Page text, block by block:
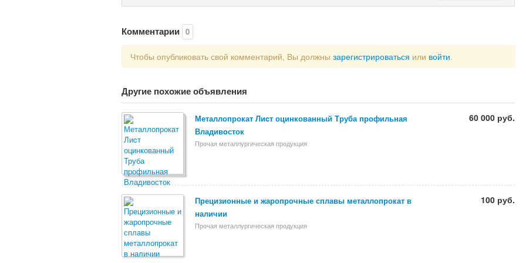
Комментарии 0
Чтобы опубликовать свой комментарий, Вы должны зарегистрироваться или войти.
Другие похожие объявления
Металлопрокат Лиcт оцинкованный Труба профильная
Владивoсток
Прочая металлургическая продукция
60 000 руб.
Прецизионные и жаропрочные сплавы металлопрокат в
наличии
Прочая металлургическая продукция
100 руб.